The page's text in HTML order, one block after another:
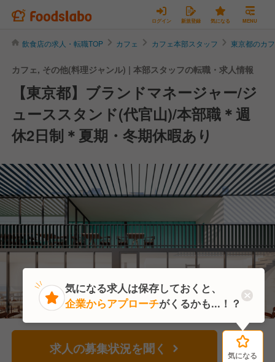
ログイン 新規登録 気になる MENU
飲食店の求人・転職TOP カフェ カフェ本部スタッフ 東京都のカ
カフェ, その他(料理ジャンル) | 本部スタッフの転職・求人情報
【東京都】ブランドマネージャー/ジ
ューススタンド(代官山)/本部職＊週
休2日制＊夏期・冬期休暇あり
求人の募集状況を聞く 気になる
気になる
気になる求人は保存しておくと、
企業からアプローチがくるかも...！？